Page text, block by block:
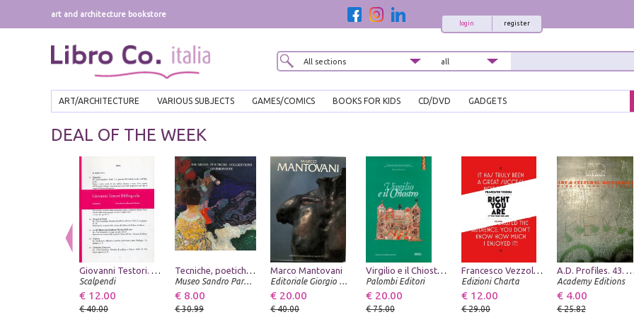
art and architecture bookstore
register
login
ART/ARCHITECTURE VARIOUS SUBJECTS GAMES/COMICS BOOKS FOR KIDS CD/DVD GADGETS
DEAL OF THE WEEK
Giovanni Testori. Bibliografia
Scalpendi
€ 12.00
€ 40.00
Tecniche, poetiche, suggestioni divisioniste
Museo Sandro Parmeggiani
€ 8.00
€ 30.99
Marco Mantovani
Editoriale Giorgio Mondadori
€ 20.00
€ 40.00
Virgilio e il Chiostro. Manoscritti di autori classici e civiltà monastica
Palombi Editori
€ 20.00
€ 75.00
Francesco Vezzoli. Right You Are (if You Think You Are)
Edizioni Charta
€ 12.00
€ 29.00
A.D. Profiles. 43. Art & Cultural Difference. Hybrids and Clusters
Academy Editions
€ 4.00
€ 25.82